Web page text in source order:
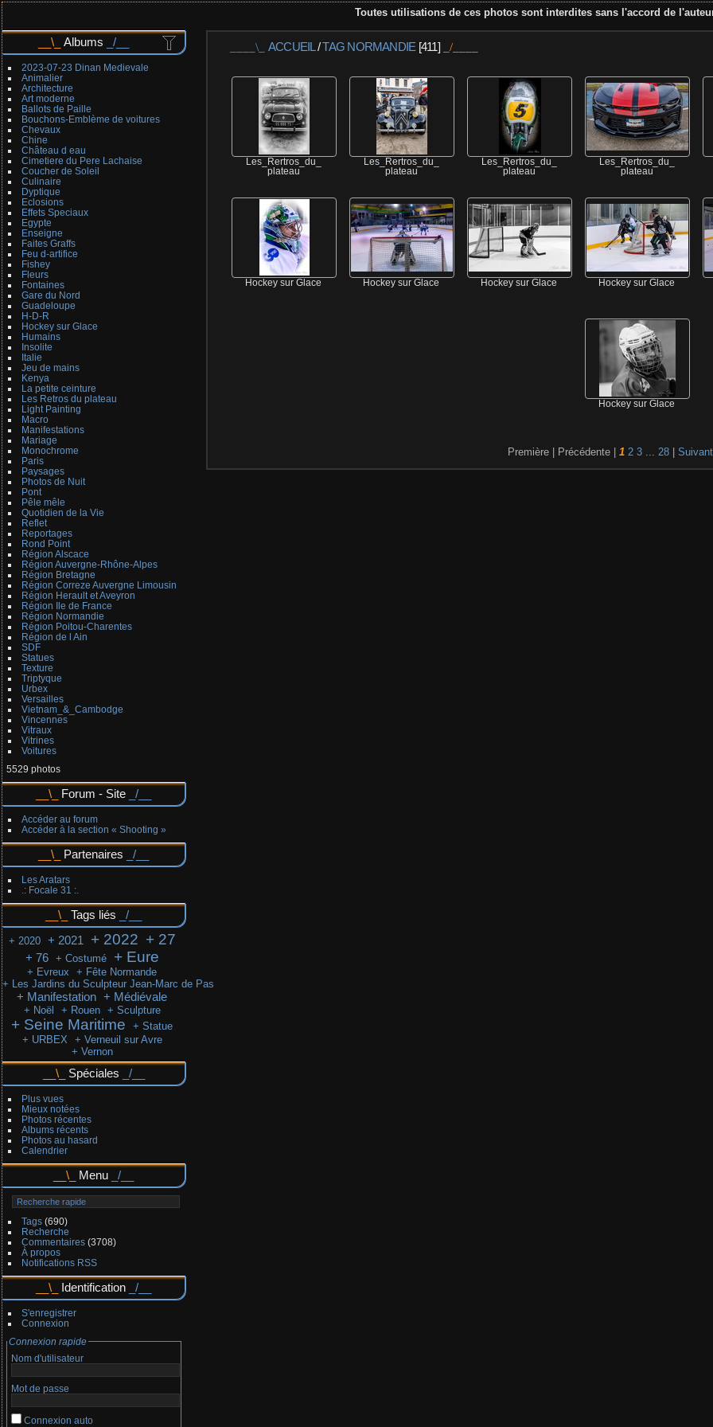
Toutes utilisations de ces photos sont interdites sans l'accord de
Albums
2023-07-23 Dinan Medievale
Animalier
Architecture
Art moderne
Ballots de Paille
Bouchons-Emblème de voitures
Chevaux
Chine
Château d eau
Cimetiere du Pere Lachaise
Coucher de Soleil
Culinaire
Dyptique
Eclosions
Effets Speciaux
Egypte
Enseigne
Faites Graffs
Feu d-artifice
Fishey
Fleurs
Fontaines
Gare du Nord
Guadeloupe
H-D-R
Hockey sur Glace
Humains
Insolite
Italie
Jeu de mains
Kenya
La petite ceinture
Les Retros du plateau
Light Painting
Macro
Manifestations
Mariage
Monochrome
Paris
Paysages
Photos de Nuit
Pont
Pêle mêle
Quotidien de la Vie
Reflet
Reportages
Rond Point
Région Alscace
Région Auvergne-Rhône-Alpes
Région Bretagne
Région Correze Auvergne Limousin
Région Herault et Aveyron
Région Ile de France
Région Normandie
Région Poitou-Charentes
Région de l Ain
SDF
Statues
Texture
Triptyque
Urbex
Versailles
Vietnam_&_Cambodge
Vincennes
Vitraux
Vitrines
Voitures
5529 photos
Forum - Site
Accéder au forum
Accéder à la section « Shooting »
Partenaires
Les Aratars
.: Focale 31 :.
Tags liés
+ 2020 + 2021 + 2022 + 27
+ 76 + Costumé + Eure
+ Evreux
+ Fête Normande
+ Les Jardins du Sculpteur Jean-Marc de Pas
+ Manifestation + Médiévale
+ Noël + Rouen + Sculpture
+ Seine Maritime
+ Statue
+ URBEX
+ Verneuil sur Avre
+ Vernon
Spéciales
Plus vues
Mieux notées
Photos récentes
Albums récents
Photos au hasard
Calendrier
Menu
Tags(690)
Recherche
Commentaires(3708)
À propos
Notifications RSS
Identification
S'enregistrer
Connexion
Connexion rapide
Nom d'utilisateur
Mot de passe
Connexion auto
ACCUEIL/TAG NORMANDIE [411]
Les_Rertros_du_
plateau
Les_Rertros_du_
plateau
Les_Rertros_du_
plateau
Les_Rertros_du_
plateau
Hockey sur Glace Hockey sur Glace Hockey sur Glace Hockey sur Glace
Hockey sur Glace
Première | Précédente | 1 2 3 ... 28